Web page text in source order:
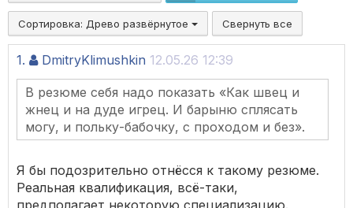
Сортировка: Древо развёрнутое Свернуть все
1. DmitryKlimushkin 12.05.26 12:39
В резюме себя надо показать «Как швец и
жнец и на дуде игрец. И барыню сплясать
могу, и польку-бабочку, с проходом и без».
Я бы подозрительно отнёсся к такому резюме.
Реальная квалификация, всё-таки,
предполагает некоторую специализацию.